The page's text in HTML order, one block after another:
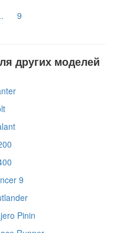
9
других моделей
9
Pinin